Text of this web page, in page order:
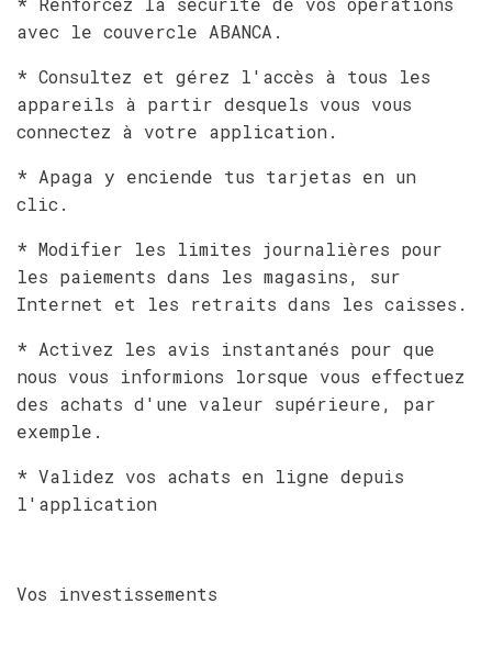
avec le couvercle ABANCA.
* Consultez et gérez l'accès à tous les
appareils à partir desquels vous vous
connectez à votre application.
* Apaga y enciende tus tarjetas en un
clic.
* Modifier les limites journalières pour
les paiements dans les magasins, sur
Internet et les retraits dans les caisses.
* Activez les avis instantanés pour que
nous vous informions lorsque vous effectuez
des achats d'une valeur supérieure, par
exemple.
* Validez vos achats en ligne depuis
l'application
Vos investissements